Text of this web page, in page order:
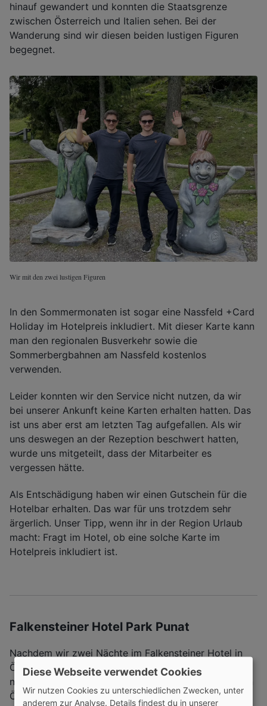
hinauf gewandert und konnten die Staatsgrenze
zwischen Österreich und Italien sehen. Bei der
Wanderung sind wir diesen beiden lustigen Figuren
begegnet.
Wir mit den zwei lustigen Figuren
In den Sommermonaten ist sogar eine Nassfeld +Card
Holiday im Hotelpreis inkludiert. Mit dieser Karte kann
man den regionalen Busverkehr sowie die
Sommerbergbahnen am Nassfeld kostenlos
verwenden.
Leider konnten wir den Service nicht nutzen, da wir
bei unserer Ankunft keine Karten erhalten hatten. Das
ist uns aber erst am letzten Tag aufgefallen. Als wir
uns deswegen an der Rezeption beschwert hatten,
wurde uns mitgeteilt, dass der Mitarbeiter es
vergessen hätte.
Als Entschädigung haben wir einen Gutschein für die
Hotelbar erhalten. Das war für uns trotzdem sehr
ärgerlich. Unser Tipp, wenn ihr in der Region Urlaub
macht: Fragt im Hotel, ob eine solche Karte im
Hotelpreis inkludiert ist.
Falkensteiner Hotel Park Punat
Nachdem wir zwei Nächte im Falkensteiner Hotel in
Österreich verbracht hatten, ging es für uns weiter
nach Kroatien. Zunächst über den Grenzübergang von
Österreich nach Italien. Anschließend weiter in
Diese Webseite verwendet Cookies
Wir nutzen Cookies zu unterschiedlichen Zwecken, unter
anderem zur Analyse. Details findest du in unserer